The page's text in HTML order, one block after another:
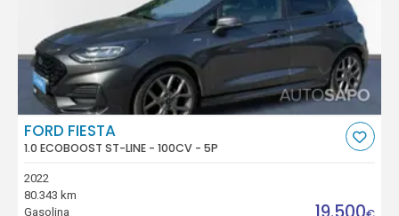
FORD FIESTA
1.0 ECOBOOST ST-LINE - 100CV - 5P
2022
80.343 km
Gasolina